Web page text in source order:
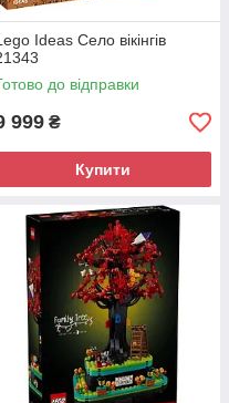
Ideas Село вікінгів
до відправки
999 ₴
Купити